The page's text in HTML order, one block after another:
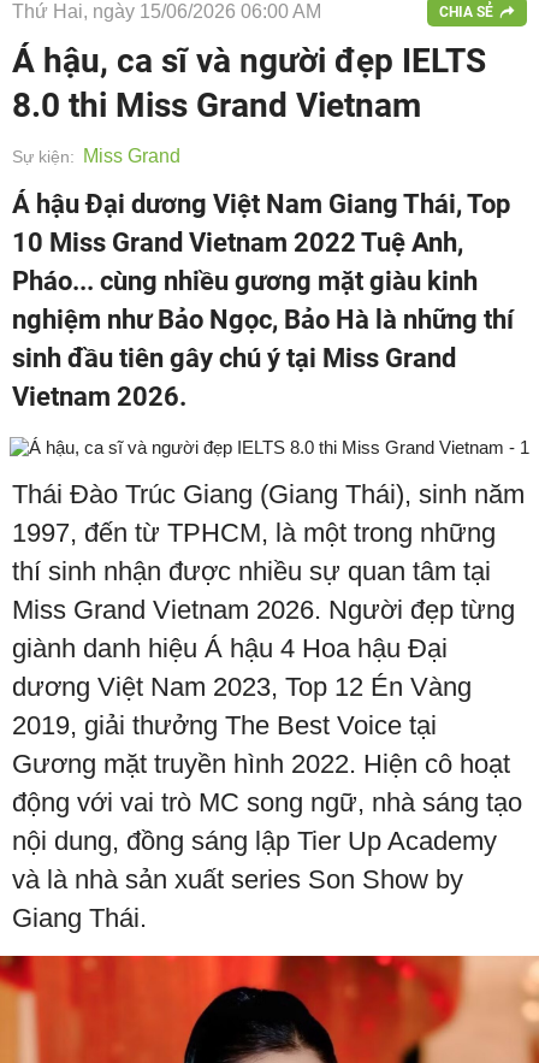
Thứ Hai, ngày 15/06/2026 06:00 AM CHIA SẺ
Á hậu, ca sĩ và người đẹp IELTS
8.0 thi Miss Grand Vietnam
Sự kiện: Miss Grand
Á hậu Đại dương Việt Nam Giang Thái, Top
10 Miss Grand Vietnam 2022 Tuệ Anh,
Pháo... cùng nhiều gương mặt giàu kinh
nghiệm như Bảo Ngọc, Bảo Hà là những thí
sinh đầu tiên gây chú ý tại Miss Grand
Vietnam 2026.
Thái Đào Trúc Giang (Giang Thái), sinh năm
1997, đến từ TPHCM, là một trong những
thí sinh nhận được nhiều sự quan tâm tại
Miss Grand Vietnam 2026. Người đẹp từng
giành danh hiệu Á hậu 4 Hoa hậu Đại
dương Việt Nam 2023, Top 12 Én Vàng
2019, giải thưởng The Best Voice tại
Gương mặt truyền hình 2022. Hiện cô hoạt
động với vai trò MC song ngữ, nhà sáng tạo
nội dung, đồng sáng lập Tier Up Academy
và là nhà sản xuất series Son Show by
Giang Thái.